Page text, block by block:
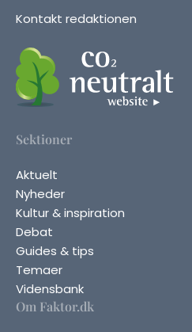
Kontakt redaktionen
Sektioner
Aktuelt
Nyheder
Kultur & inspiration
Debat
Guides & tips
Temaer
Vidensbank
Om Faktor.dk